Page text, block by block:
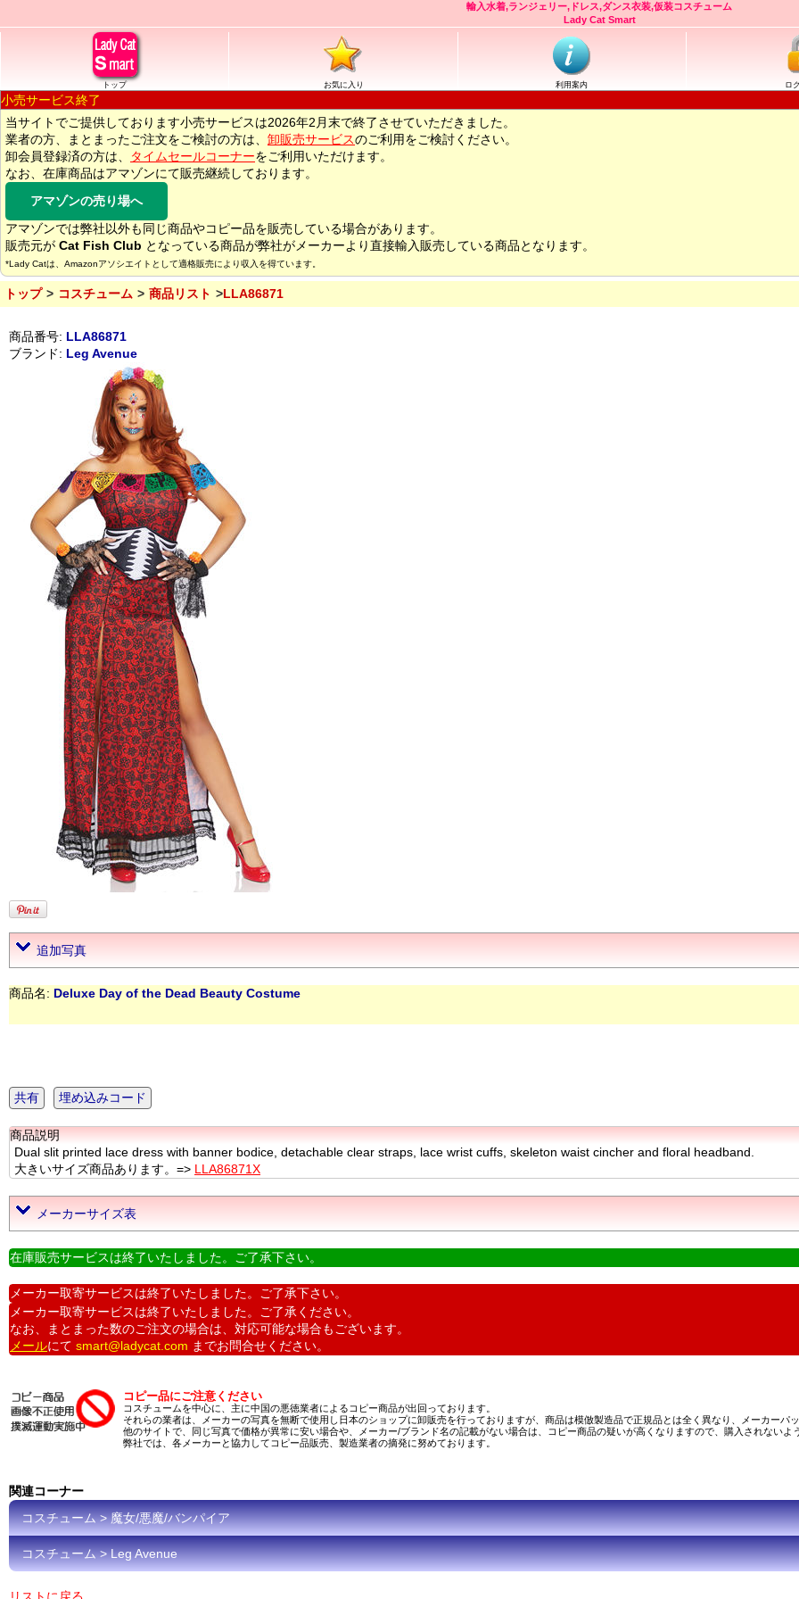
輸入水着,ランジェリー,ドレス,ダンス衣装,仮装コスチューム
Lady Cat Smart
トップ お気に入り 利用案内 ロ
小売サービス終了
当サイトでご提供しております小売サービスは2026年2月末で終了させていただきました。
業者の方、まとまったご注文をご検討の方は、 卸販売サービスのご利用をご検討ください。
卸会員登録済の方は、
タイムセールコーナーをご利用いただけます。
なお、在庫商品はアマゾンにて販売継続しております。
アマゾンの売り場へ
アマゾンでは弊社以外も同じ商品やコピー品を販売している場合があります。
販売元が Cat Fish Club となっている商品が弊社がメーカーより直接輸入販売している商品となります。
*Lady Catは、Amazonアソシエイトとして適格販売により収入を得ています。
トップ コスチューム 商品リスト LLA86871
商品番号: LLA86871
ブランド: Leg Avenue
追加写真
商品名: Deluxe Day of the Dead Beauty Costume
共有 埋め込みコード
商品説明
Dual slit printed lace dress with banner bodice, detachable clear straps, lace wrist cuffs, skeleton waist cincher and floral headband.
大きいサイズ商品あります。=> LLA86871X
メーカーサイズ表
在庫販売サービスは終了いたしました。ご了承下さい。
メーカー取寄サービスは終了いたしました。ご了承下さい。
メーカー取寄サービスは終了いたしました。ご了承ください。
なお、まとまった数のご注文の場合は、対応可能な場合もございます。
メールにて smart@ladycat.com までお問合せください。
コピー品にご注意ください
コスチュームを中心に、主に中国の悪徳業者によるコピー商品が出回っております。
それらの業者は、メーカーの写真を無断で使用し日本のショップに卸販売を行っておりますが、商品は模倣製造品で正規品とは全く異なり、メーカーパ
他のサイトで、同じ写真で価格が異常に安い場合や、メーカー/ブランド名の記載がない場合は、コピー商品の疑いが高くなりますので、購入されないよ
弊社では、各メーカーと協力してコピー品販売、製造業者の摘発に努めております。
関連コーナー
コスチューム > 魔女/悪魔/バンパイア
コスチューム > Leg Avenue